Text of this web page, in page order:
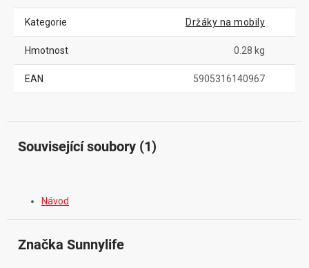
Kategorie Držáky na mobily
Hmotnost 0.28 kg
EAN 5905316140967
Související soubory (1)
Návod
Značka Sunnylife